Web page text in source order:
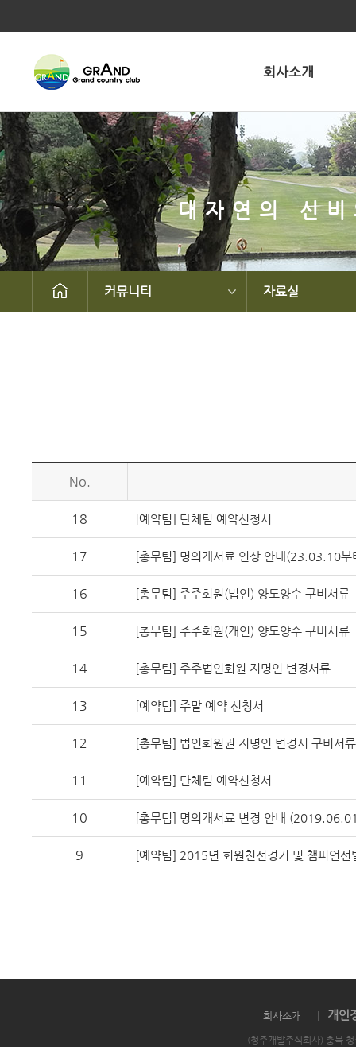
회사소개
대자연의 신
커뮤니티 자료실
No.
18 [예약팀] 단체팀 예약신청서
17 [총무팀] 명의개서료 인상 안내(23.03.10부
16 [총무팀] 주주회원(법인) 양도양수 구비서류
15 [총무팀] 주주회원(개인) 양도양수 구비서류
14 [총무팀] 주주법인회원 지명인 변경서류
13 [예약팀] 주말 예약 신청서
12 [총무팀] 법인회원권 지명인 변경시 구비서류
11 [예약팀] 단체팀 예약신청서
10 [총무팀] 명의개서료 변경 안내
9 [예약팀] 2015년 회원친선경기 및 챔피언선
회사소개 | 개인
(청주개발주식회사) 충북